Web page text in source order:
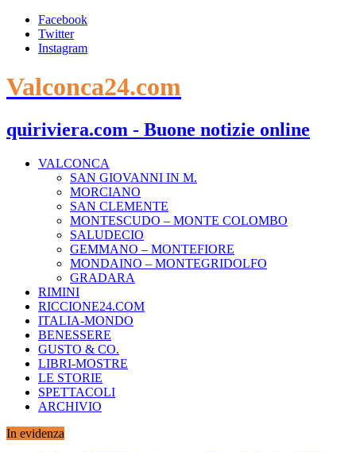
Facebook
Twitter
Instagram
Valconca24.com
quiriviera.com - Buone notizie online
VALCONCA
SAN GIOVANNI IN M.
MORCIANO
SAN CLEMENTE
MONTESCUDO – MONTE COLOMBO
SALUDECIO
GEMMANO – MONTEFIORE
MONDAINO – MONTEGRIDOLFO
GRADARA
RIMINI
RICCIONE24.COM
ITALIA-MONDO
BENESSERE
GUSTO & CO.
LIBRI-MOSTRE
LE STORIE
SPETTACOLI
ARCHIVIO
In evidenza